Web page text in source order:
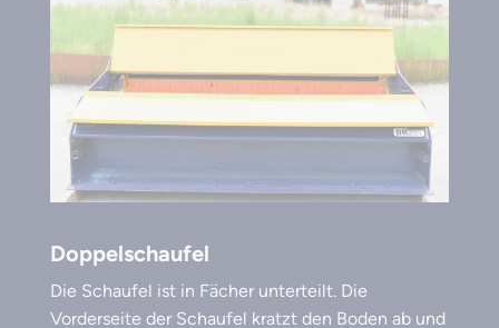
Doppelschaufel
Die Schaufel ist in Fächer unterteilt. Die
Vorderseite der Schaufel kratzt den Boden ab und